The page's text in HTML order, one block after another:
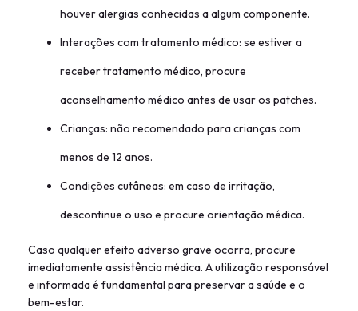
houver alergias conhecidas a algum componente.
Interações com tratamento médico: se estiver a
receber tratamento médico, procure
aconselhamento médico antes de usar os patches.
Crianças: não recomendado para crianças com
menos de 12 anos.
Condições cutâneas: em caso de irritação,
descontinue o uso e procure orientação médica.
Caso qualquer efeito adverso grave ocorra, procure
imediatamente assistência médica. A utilização responsável
e informada é fundamental para preservar a saúde e o
bem-estar.